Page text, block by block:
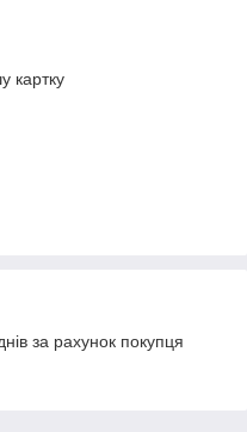
картку
за рахунок покупця